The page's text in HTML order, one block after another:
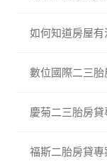
如何知道房屋
數位國際二三
慶菊二三胎房貸
福斯二胎房貸專